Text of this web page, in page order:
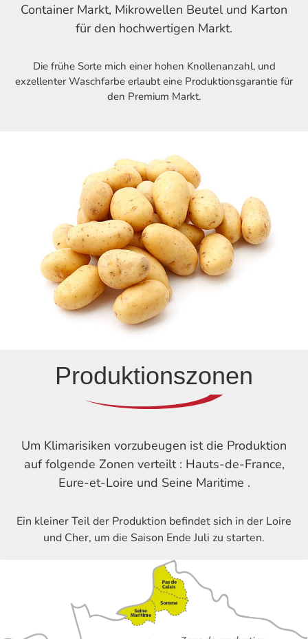
Container Markt, Mikrowellen Beutel und Karton
für den hochwertigen Markt.
Die frühe Sorte mich einer hohen Knollenanzahl, und
exzellenter Waschfarbe erlaubt eine Produktionsgarantie für
den Premium Markt.
Produktionszonen
Um Klimarisiken vorzubeugen ist die Produktion
auf folgende Zonen verteilt : Hauts-de-France,
Eure-et-Loire und Seine Maritime .
Ein kleiner Teil der Produktion befindet sich in der Loire
und Cher, um die Saison Ende Juli zu starten.